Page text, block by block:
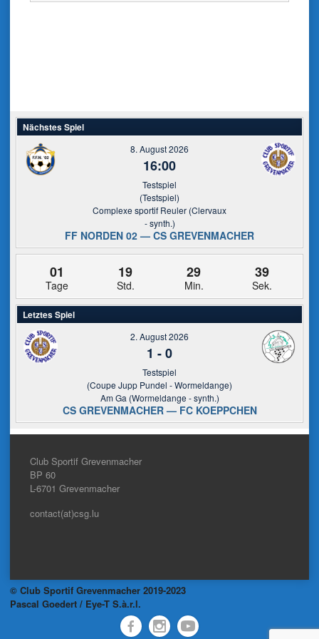
Nächstes Spiel
8. August 2026
16:00
Testspiel
(Testspiel)
Complexe sportif Reuler (Clervaux
- synth.)
FF NORDEN 02 — CS GREVENMACHER
01
Tage
19
Std.
29
Min.
39
Sek.
Letztes Spiel
2. August 2026
1 -0
Testspiel
(Coupe Jupp Pundel - Wormeldange)
Am Ga (Wormeldange - synth.)
CS GREVENMACHER — FC KOEPPCHEN
Club Sportif Grevenmacher
BP 60
L-6701 Grevenmacher
contact(at)csg.lu
© Club Sportif Grevenmacher 2019-2023
Pascal Goedert / Eye-T S.à.r.l.